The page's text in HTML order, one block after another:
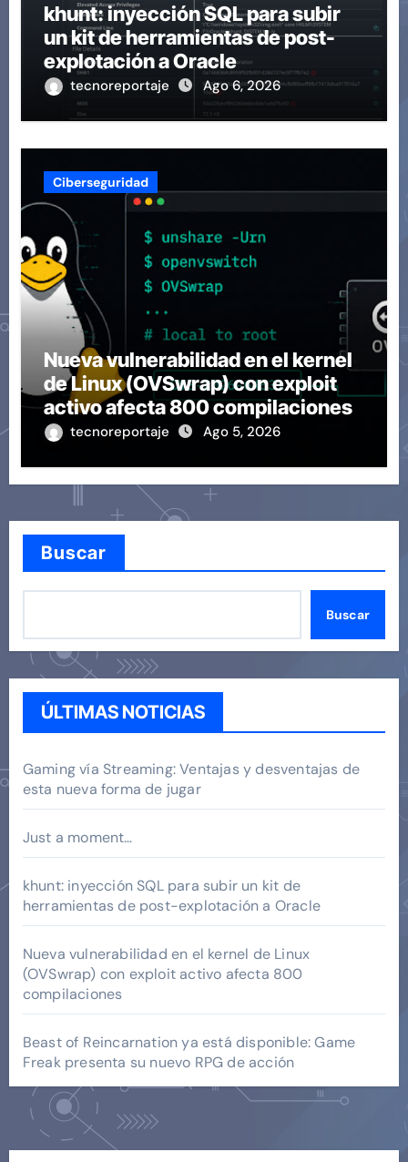
khunt: inyección SQL para subir
un kit de herramientas de post-
explotación a Oracle
tecnoreportaje Ago 6, 2026
Ciberseguridad
Nueva vulnerabilidad en el kernel
de Linux (OVSwrap) con exploit
activo afecta 800 compilaciones
tecnoreportaje Ago 5, 2026
Buscar
Buscar
ÚLTIMAS NOTICIAS
Gaming vía Streaming: Ventajas y desventajas de
esta nueva forma de jugar
Just a moment…
khunt: inyección SQL para subir un kit de
herramientas de post-explotación a Oracle
Nueva vulnerabilidad en el kernel de Linux
(OVSwrap) con exploit activo afecta 800
compilaciones
Beast of Reincarnation ya está disponible: Game
Freak presenta su nuevo RPG de acción